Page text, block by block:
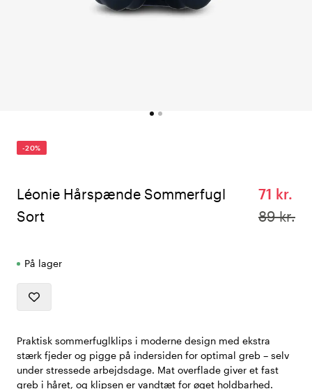
-20%
Léonie Hårspænde Sommerfugl
Sort
71 kr.
89 kr.
På lager
Praktisk sommerfuglklips i moderne design med ekstra
stærk fjeder og pigge på indersiden for optimal greb – selv
under stressede arbejdsdage. Mat overflade giver et fast
greb i håret, og klipsen er vandtæt for øget holdbarhed.